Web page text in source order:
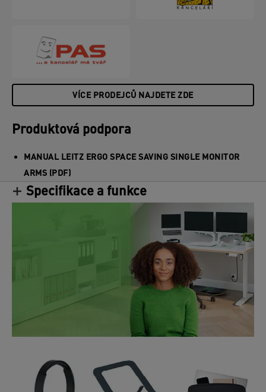
VÍCE PRODEJCŮ NAJDETE ZDE
Produktová podpora
MANUAL LEITZ ERGO SPACE SAVING SINGLE MONITOR
ARMS (PDF)
Specifikace a funkce